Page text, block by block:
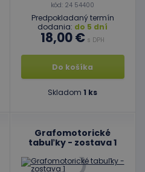
kód: 24 54400
Predpokladaný termín
dodania: do 5 dní
18,00 € s DPH
Do košíka
Skladom 1 ks
Grafomotorické
tabuľky - zostava 1